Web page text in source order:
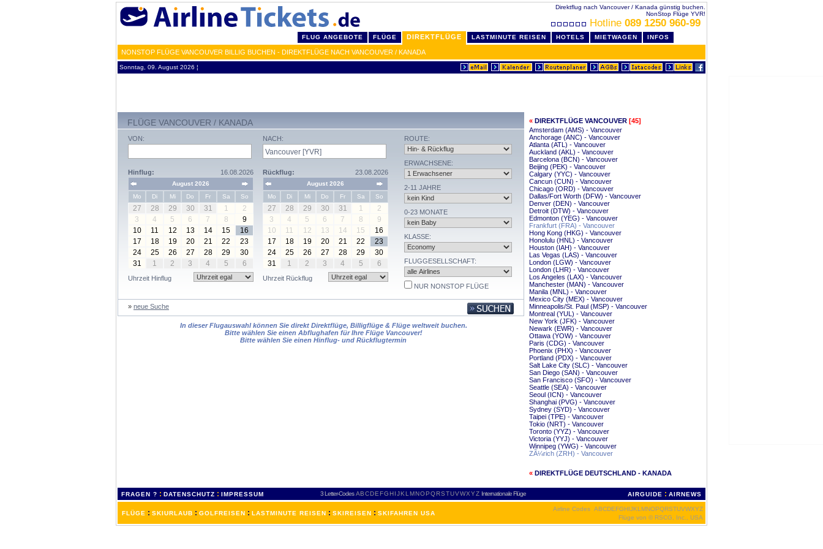
Direktflug nach Vancouver / Kanada günstig buchen.
NonStop Flüge YVR!
Hotline 089 1250 960-99
FLUG ANGEBOTE FLÜGE DIREKTFLÜGE LASTMINUTE REISEN HOTELS MIETWAGEN INFOS
NONSTOP FLÜGE VANCOUVER BILLIG BUCHEN - DIREKTFLÜGE NACH VANCOUVER / KANADA
Sonntag, 09. August 2026 ¦
FLÜGE VANCOUVER / KANADA
VON:
Hinflug: 16.08.2026
August 2026
Mo
Di Mi Do Fr Sa So
27 28 29 30 31 1
2
3
4 5 6 7 8
9
10
11 12 13 14 15
16
17
18 19 20 21 22
23
24
25 26 27 28 29
30
31
1 2 3 4 5 6
Uhrzeit Hinflug
NACH:
Rückflug: 23.08.2026
August 2026
Mo
Di Mi Do Fr Sa So
27 28 29 30 31 1
2
3
4 5 6 7 8
9
10
11 12 13 14 15
16
17
18 19 20 21 22
23
24
25 26 27 28 29
30
31
1 2 3 4 5 6
Uhrzeit Rückflug
ROUTE:
ERWACHSENE:
2-11 JAHRE
0-23 MONATE
KLASSE:
FLUGGESELLSCHAFT:
NUR NONSTOP FLÜGE
» neue Suche
In dieser Flugauswahl können Sie direkt Direktflüge, Billigflüge & Flüge weltweit buchen.
Bitte wählen Sie einen Abflughafen für Ihre Flüge Vancouver!
Bitte wählen Sie einen Hinflug- und Rückflugtermin
« DIREKTFLÜGE VANCOUVER [45]
Amsterdam (AMS) - Vancouver
Anchorage (ANC) - Vancouver
Atlanta (ATL) - Vancouver
Auckland (AKL) - Vancouver
Barcelona (BCN) - Vancouver
Beijing (PEK) - Vancouver
Calgary (YYC) - Vancouver
Cancun (CUN) - Vancouver
Chicago (ORD) - Vancouver
Dallas/Fort Worth (DFW) - Vancouver
Denver (DEN) - Vancouver
Detroit (DTW) - Vancouver
Edmonton (YEG) - Vancouver
Frankfurt (FRA) - Vancouver
Hong Kong (HKG) - Vancouver
Honolulu (HNL) - Vancouver
Houston (IAH) - Vancouver
Las Vegas (LAS) - Vancouver
London (LGW) - Vancouver
London (LHR) - Vancouver
Los Angeles (LAX) - Vancouver
Manchester (MAN) - Vancouver
Manila (MNL) - Vancouver
Mexico City (MEX) - Vancouver
Minneapolis/St. Paul (MSP) - Vancouver
Montreal (YUL) - Vancouver
New York (JFK) - Vancouver
Newark (EWR) - Vancouver
Ottawa (YOW) - Vancouver
Paris (CDG) - Vancouver
Phoenix (PHX) - Vancouver
Portland (PDX) - Vancouver
Salt Lake City (SLC) - Vancouver
San Diego (SAN) - Vancouver
San Francisco (SFO) - Vancouver
Seattle (SEA) - Vancouver
Seoul (ICN) - Vancouver
Shanghai (PVG) - Vancouver
Sydney (SYD) - Vancouver
Taipei (TPE) - Vancouver
Tokio (NRT) - Vancouver
Toronto (YYZ) - Vancouver
Victoria (YYJ) - Vancouver
Winnipeg (YWG) - Vancouver
ZÃ¼rich (ZRH) - Vancouver
« DIREKTFLÜGE DEUTSCHLAND - KANADA
FRAGEN ? : DATENSCHUTZ : IMPRESSUM 3 Letter-Codes ABCDEFGH IJKL MNOPQRSTUVWXYZ Internationale Flüge AIRGUIDE : AIRNEWS
FLÜGE : SKIURLAUB : GOLFREISEN : LASTMINUTE REISEN : SKIREISEN : SKIFAHREN USA
Airline Codes ABCDEFGHIJKL MNOPQRSTUVWXYZ
Flüge von © RSCG, Inc., USA